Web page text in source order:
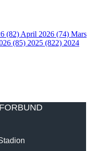
(82) April 2026 (74) Mars
(85) 2025 (822) 2024